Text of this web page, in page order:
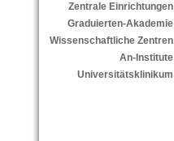
Zentrale Einrichtungen
Graduierten-Akademie
Wissenschaftliche Zentren
An-Institute
Universitätsklinikum